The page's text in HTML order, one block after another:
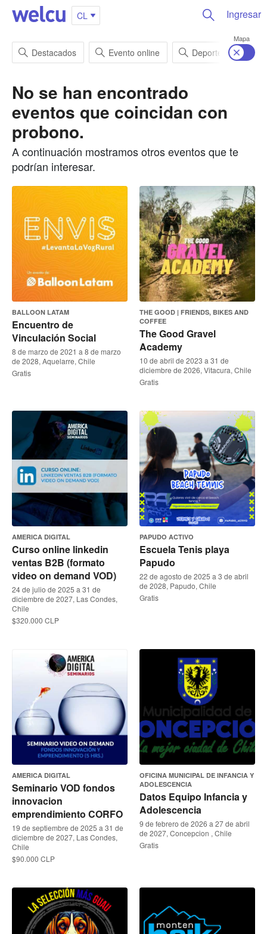
CL Ingresar
Destacados Evento online Deportes
Mapa
No se han encontrado
eventos que coincidan con
probono.
A continuación mostramos otros eventos que te
podrían interesar.
BALLOON LATAM
Encuentro de
Vinculación Social
8 de marzo de 2021 a 8 de marzo
de 2028, Aquelarre, Chile
Gratis
THE GOOD | FRIENDS, BIKES AND
COFFEE
The Good Gravel
Academy
10 de abril de 2023 a 31 de
diciembre de 2026, Vitacura, Chile
Gratis
AMERICA DIGITAL
Curso online linkedin
ventas B2B (formato
video on demand VOD)
24 de julio de 2025 a 31 de
diciembre de 2027, Las Condes,
Chile
$320.000 CLP
PAPUDO ACTIVO
Escuela Tenis playa
Papudo
22 de agosto de 2025 a 3 de abril
de 2028, Papudo, Chile
Gratis
AMERICA DIGITAL
Seminario VOD fondos
innovacion
emprendimiento CORFO
19 de septiembre de 2025 a 31 de
diciembre de 2027, Las Condes,
Chile
$90.000 CLP
OFICINA MUNICIPAL DE INFANCIA Y
ADOLESCENCIA
Datos Equipo Infancia y
Adolescencia
9 de febrero de 2026 a 27 de abril
de 2027, Concepcion , Chile
Gratis